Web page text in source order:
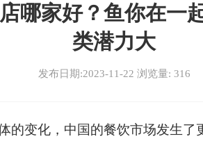
哪家好？鱼你在一
类潜力大
发布日期:2023-11-22 浏览量: 316
的变化，中国的餐饮市场发生了